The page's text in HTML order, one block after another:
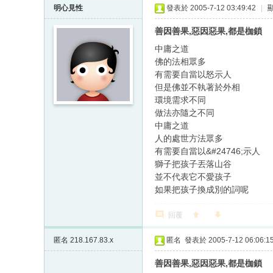
明心見性 發表於 2005-7-12 03:49:42
善因善果,惡因惡果,都是枷鎖
中庸之道
佛的法相眾多
有需要自當以怒示人
但是佛並不執著於外相
環境需求不同
做法亦隨之不同
中庸之道
人的處世方法眾多
有需要自當以&#24746;示人
獅子把孩子丟落山谷
並不代表它不愛孩子
如果把孩子換成別的詞呢
回覆
匿名 218.167.83.x 匿名 發表於 2005-7-12 06:06:15
善因善果,惡因惡果,都是枷鎖